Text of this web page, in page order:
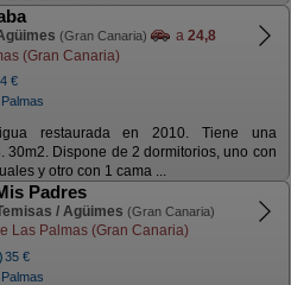
(Gran Canaria) a 24,8
(Gran Canaria)
€
restaurada en 2010. Tiene una
30m2. Dispone de 2 dormitorios, uno con
y otro con 1 cama ...
Padres
/ Agüimes (Gran Canaria)
Las Palmas (Gran Canaria)
35 €